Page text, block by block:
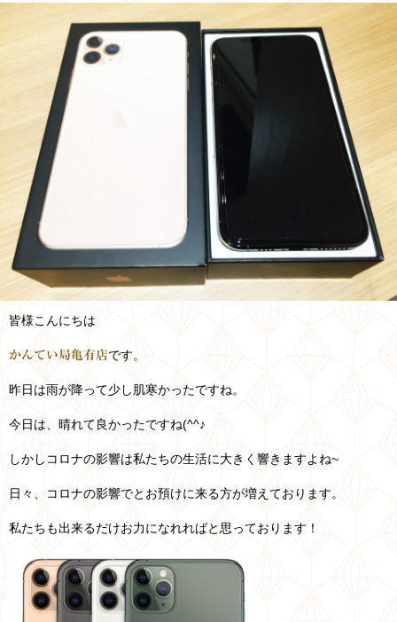
皆様こんにちは
かんてい局亀有店です。
昨日は雨が降って少し肌寒かったですね。
今日は、晴れて良かったですね(^^♪
しかしコロナの影響は私たちの生活に大きく響きますよね~
日々、コロナの影響でとお預けに来る方が増えております。
私たちも出来るだけお力になれればと思っております！